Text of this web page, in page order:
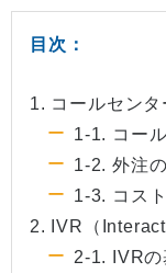
目次：
1. コールセン
1-1. コー
1-2. 外注
1-3. コス
2. IVR（
2-1. IVR